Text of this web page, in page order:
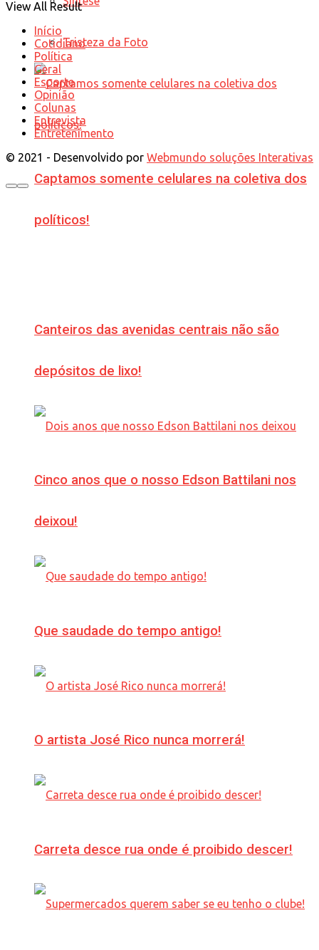
Tristeza da Foto
Captamos somente celulares na coletiva dos
políticos!
Canteiros das avenidas centrais não são
depósitos de lixo!
Cinco anos que o nosso Edson Battilani nos
deixou!
Que saudade do tempo antigo!
O artista José Rico nunca morrerá!
Carreta desce rua onde é proibido descer!
View All Result
Início
Cotidiano
Política
Geral
Esporte
Opinião
Colunas
Entrevista
Entretenimento
© 2021 - Desenvolvido por Webmundo soluções Interativas